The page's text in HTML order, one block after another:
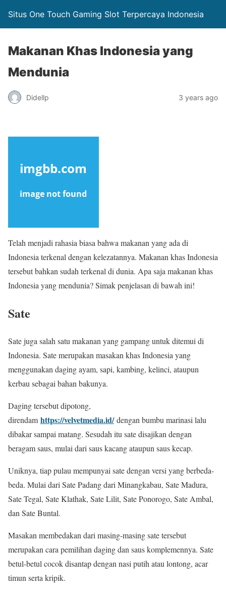
Situs One Touch Gaming Slot Terpercaya Indonesia
Makanan Khas Indonesia yang
Mendunia
Didellp 3 years ago
Telah menjadi rahasia biasa bahwa makanan yang ada di
Indonesia terkenal dengan kelezatannya. Makanan khas Indonesia
tersebut bahkan sudah terkenal di dunia. Apa saja makanan khas
Indonesia yang mendunia? Simak penjelasan di bawah ini!
Sate
Sate juga salah satu makanan yang gampang untuk ditemui di
Indonesia. Sate merupakan masakan khas Indonesia yang
menggunakan daging ayam, sapi, kambing, kelinci, ataupun
kerbau sebagai bahan bakunya.
Daging tersebut dipotong,
direndam https://velvetmedia.id/dengan bumbu marinasi lalu
dibakar sampai matang. Sesudah itu sate disajikan dengan
beragam saus, mulai dari saus kacang ataupun saus kecap.
Uniknya, tiap pulau mempunyai sate dengan versi yang berbeda-
beda. Mulai dari Sate Padang dari Minangkabau, Sate Madura,
Sate Tegal, Sate Klathak, Sate Lilit, Sate Ponorogo, Sate Ambal,
dan Sate Buntal.
Masakan membedakan dari masing-masing sate tersebut
merupakan cara pemilihan daging dan saus komplemennya. Sate
betul-betul cocok disantap dengan nasi putih atau lontong, acar
timun serta kripik.